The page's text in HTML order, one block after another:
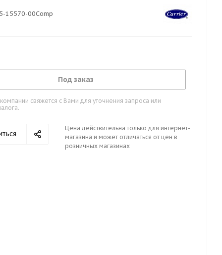
15570-00Comp
Под заказ
свяжется с Вами для уточнения запроса или
Цена действительна только для интернет-
магазина и может отличаться от цен в
розничных магазинах